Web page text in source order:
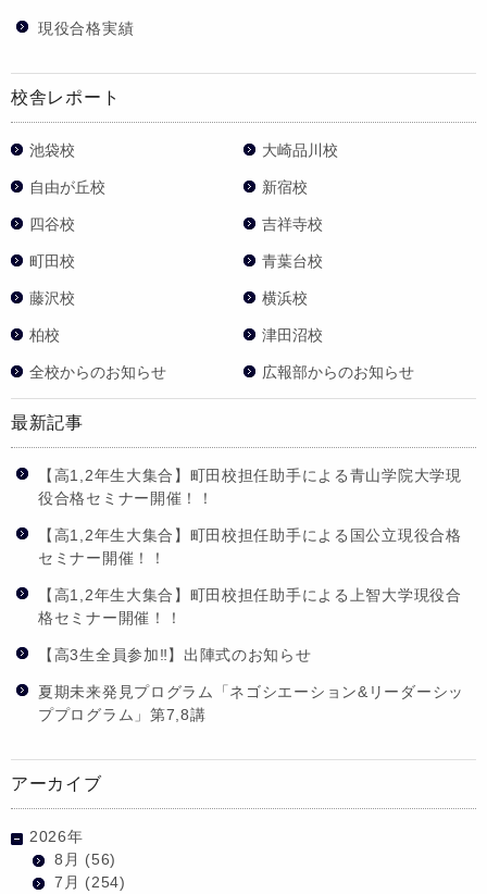
現役合格実績
校舎レポート
池袋校 大崎品川校
自由が丘校 新宿校
四谷校 吉祥寺校
町田校 青葉台校
藤沢校 横浜校
柏校 津田沼校
全校からのお知らせ 広報部からのお知らせ
最新記事
【高1,2年生大集合】町田校担任助手による青山学院大学現
役合格セミナー開催！！
【高1,2年生大集合】町田校担任助手による国公立現役合格
セミナー開催！！
【高1,2年生大集合】町田校担任助手による上智大学現役合
格セミナー開催！！
【高3生全員参加‼】出陣式のお知らせ
夏期未来発見プログラム「ネゴシエーション&リーダーシッ
ププログラム」第7,8講
アーカイブ
2026年
8月 (56)
7月 (254)